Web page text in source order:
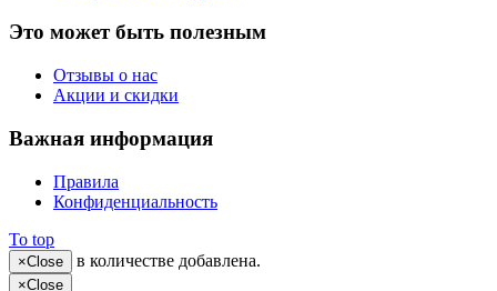
Это может быть полезным
Отзывы о нас
Акции и скидки
Важная информация
Правила
Конфиденциальность
To top
×Close в количестве добавлена.
×Close